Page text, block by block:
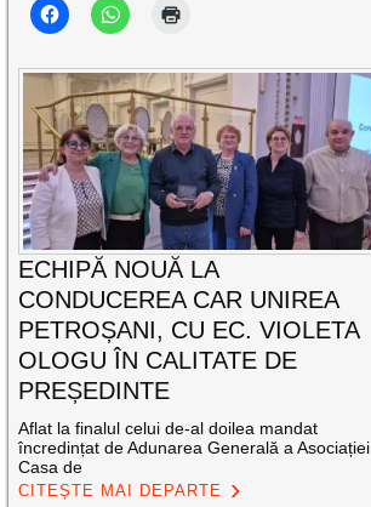
ECHIPĂ NOUĂ LA
CONDUCEREA CAR UNIREA
PETROȘANI, CU EC. VIOLETA
OLOGU ÎN CALITATE DE
PREȘEDINTE
Aflat la finalul celui de-al doilea mandat
încredințat de Adunarea Generală a Asociației
Casa de
CITEȘTE MAI DEPARTE